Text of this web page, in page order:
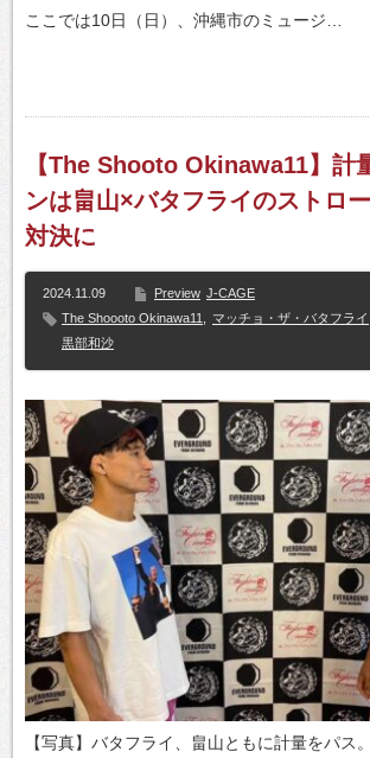
ここでは10日（日）、沖縄市のミュージ…
【The Shooto Okinawa11】計
ンは畠山×バタフライのストロ
対決に
2024.11.09 Preview J-CAGE
The Shoooto Okinawa11
マッチョ・ザ・バタフライ
黒部和沙
【写真】バタフライ、畠山ともに計量をパス